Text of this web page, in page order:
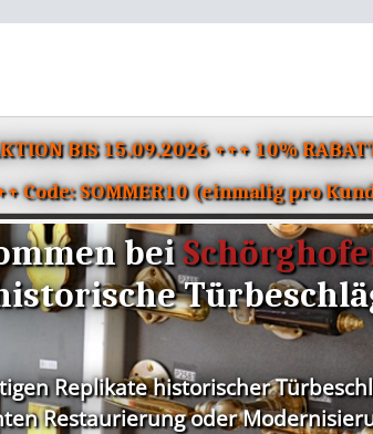
Klingeln Beschläge für Bad
BIS 15.09.2026 +++ 10%
Code: SOMMER10 (einmalig pro
bei
Replikate historischer
Restaurierung oder